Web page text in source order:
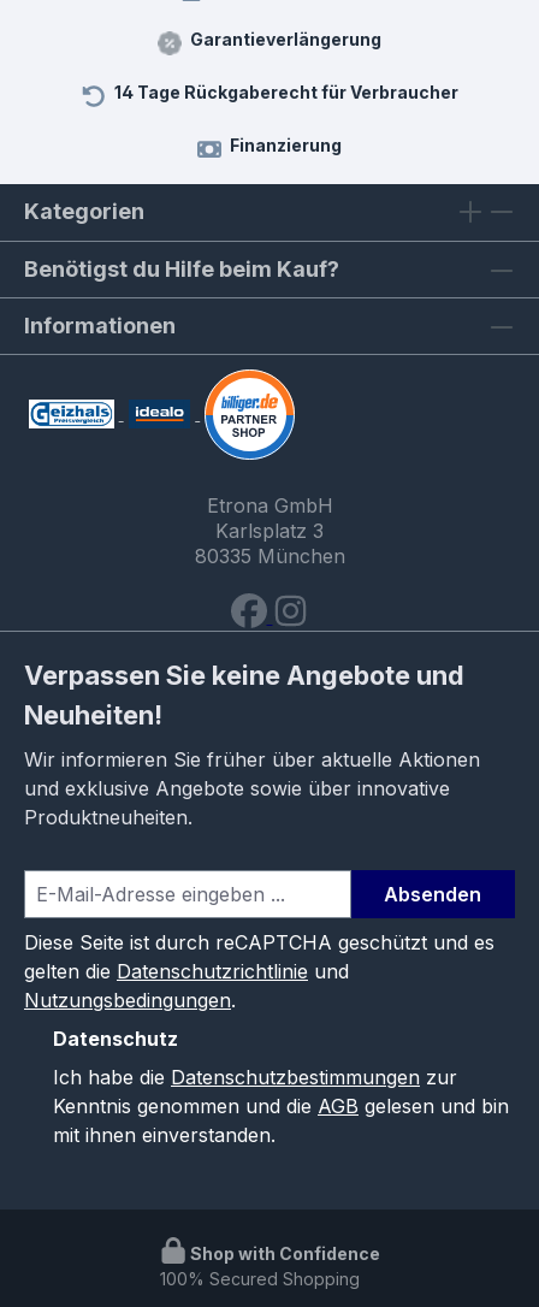
Garantieverlängerung
14 Tage Rückgaberecht für Verbraucher
Finanzierung
Kategorien
Benötigst du Hilfe beim Kauf?
Informationen
Etrona GmbH
Karlsplatz 3
80335 München
Verpassen Sie keine Angebote und
Neuheiten!
Wir informieren Sie früher über aktuelle Aktionen
und exklusive Angebote sowie über innovative
Produktneuheiten.
Absenden
Diese Seite ist durch reCAPTCHA geschützt und es
gelten die Datenschutzrichtlinie und
Nutzungsbedingungen.
Datenschutz
Ich habe die Datenschutzbestimmungen zur
Kenntnis genommen und die AGB gelesen und bin
mit ihnen einverstanden.
Shop with Confidence
100% Secured Shopping